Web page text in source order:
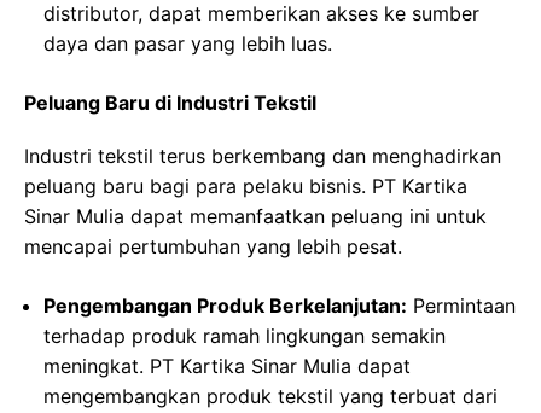
distributor, dapat memberikan akses ke sumber
daya dan pasar yang lebih luas.
Peluang Baru di Industri Tekstil
Industri tekstil terus berkembang dan menghadirkan
peluang baru bagi para pelaku bisnis. PT Kartika
Sinar Mulia dapat memanfaatkan peluang ini untuk
mencapai pertumbuhan yang lebih pesat.
Pengembangan Produk Berkelanjutan: Permintaan
terhadap produk ramah lingkungan semakin
meningkat. PT Kartika Sinar Mulia dapat
mengembangkan produk tekstil yang terbuat dari